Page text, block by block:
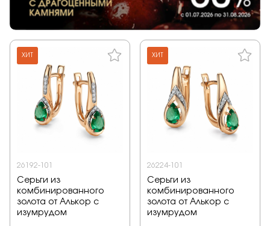
ХИТ
26192-101
Серьги из
комбинированного
золота от Алькор с
изумрудом
ХИТ
26224-101
Серьги из
комбинированного
золота от Алькор с
изумрудом